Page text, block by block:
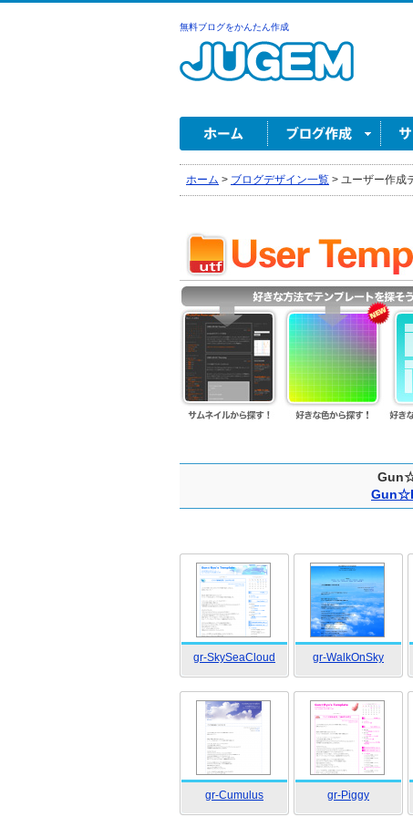
無料ブログをかんたん作成
ホーム > ブログデザイン一覧 > ユーザー作成
gr-SkySeaCloud gr-WalkOnSky
gr-Cumulus gr-Piggy